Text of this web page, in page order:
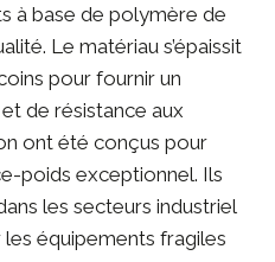
à base de polymère de
Le matériau s’épaissit
pour fournir un
de résistance aux
ont été conçus pour
poids exceptionnel. Ils
les secteurs industriel
équipements fragiles